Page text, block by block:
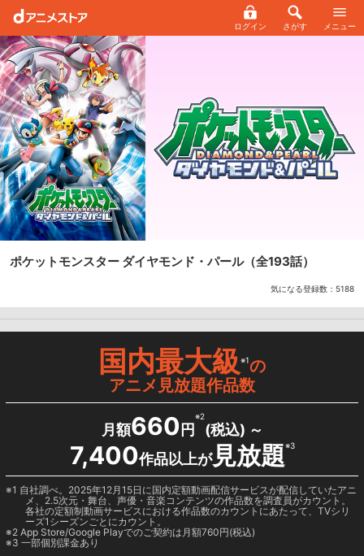
ログイン さがす メニュー
ポケットモンスター ダイヤモンド・パール（全193話）
気になる登録数： 5188
国内最大級※1の
アニメ見放題作品数
月額660 円
※2
(税込) ～
7,400作品以上が見放題※3
1 自社調べ。2025年12月15日に国内定額動画配信サービスが配信していたアニ
メ、2.5次元・舞台、声優・音楽コンテンツの作品数を調査員がカウント。
各社の定額制動画サービスにおける作品数のカウントにあたって、TVシリ
ーズ1シーズンごとにカウント。
2 App Store/Google Playでのご契約は月額760円(税込)
3 一部個別課金あり